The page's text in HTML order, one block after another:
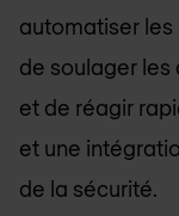
automatiser
de soulager
et de réagir
et une
de la sécurité.